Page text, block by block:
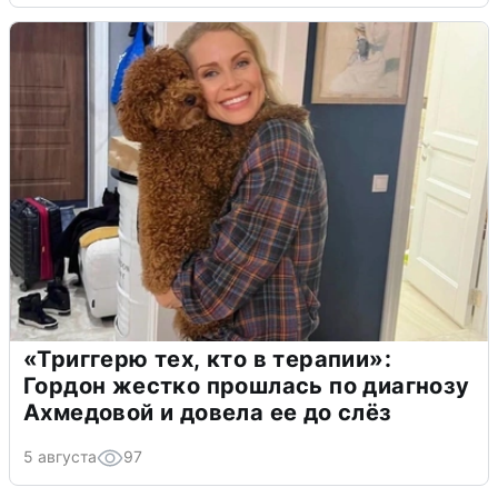
«Триггерю тех, кто в терапии»:
Гордон жестко прошлась по диагнозу
Ахмедовой и довела ее до слёз
5 августа 97